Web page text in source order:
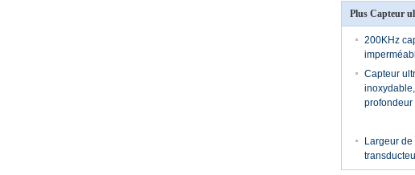
Plus Capteur
200KHz
Capteur
profondeur
Largeur